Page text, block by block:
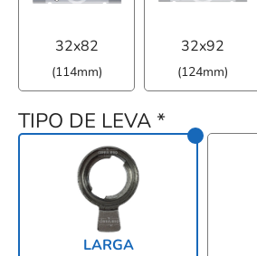
32x82
(114mm)
32x92
(124mm)
TIPO DE LEVA *
LARGA